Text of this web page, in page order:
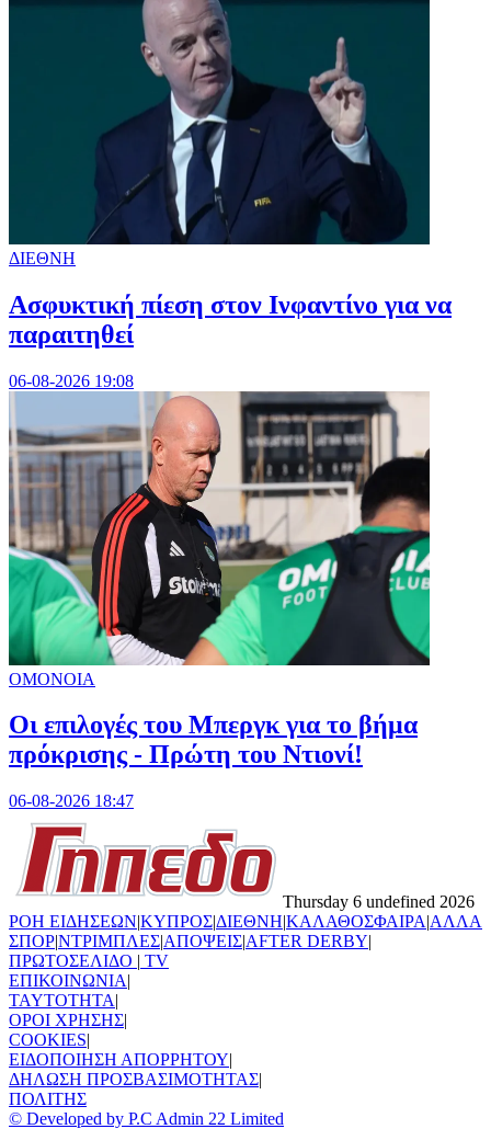
ΔΙΕΘΝΗ
Ασφυκτική πίεση στον Ινφαντίνο για να
παραιτηθεί
06-08-2026 19:08
ΟΜΟΝΟΙΑ
Οι επιλογές του Μπεργκ για το βήμα
πρόκρισης - Πρώτη του Ντιονί!
06-08-2026 18:47
Thursday 6 undefined 2026
ΡΟΗ ΕΙΔΗΣΕΩΝ|ΚΥΠΡΟΣ|ΔΙΕΘΝΗ|ΚΑΛΑΘΟΣΦΑΙΡΑ|ΑΛΛΑ
ΣΠΟΡ|ΝΤΡΙΜΠΛΕΣ|ΑΠΟΨΕΙΣ|AFTER DERBY|
ΠΡΩΤΟΣΕΛΙΔΟ | TV
ΕΠΙΚΟΙΝΩΝΙΑ|
TAYTOTHTA|
ΟΡΟΙ ΧΡΗΣΗΣ|
COOKIES|
ΕΙΔΟΠΟΙΗΣΗ ΑΠΟΡΡΗΤΟΥ|
ΔΗΛΩΣΗ ΠΡΟΣΒΑΣΙΜΟΤΗΤΑΣ|
ΠΟΛΙΤΗΣ
© Developed by P.C Admin 22 Limited